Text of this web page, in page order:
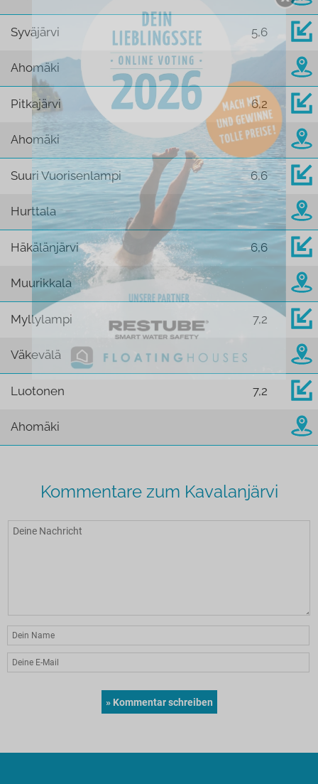
Syväjärvi 5,6
Ahomäki
Pitkajärvi 6,2
Ahomäki
Suuri Vuorisenlampi 6,6
Hurttala
Häkälänjärvi 6,6
Muurikkala
Myllylampi 7,2
Väkevälä
Luotonen 7,2
Ahomäki
Kommentare zum Kavalanjärvi